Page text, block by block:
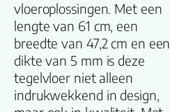
vloeroplossingen. Met een
lengte van 61 cm, een
breedte van 47,2 cm en een
dikte van 5 mm is deze
tegelvloer niet alleen
indrukwekkend in design,